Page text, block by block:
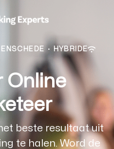
ENSCHEDE · HYBRIDE
Online
beste resultaat uit
te halen. Word de